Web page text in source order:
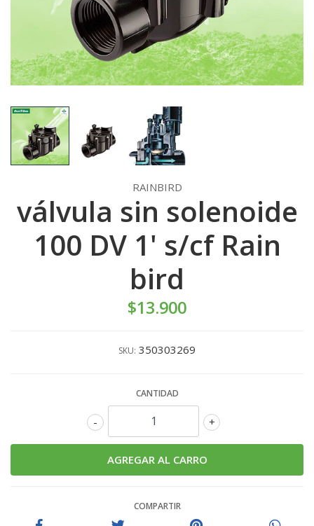
RAINBIRD
válvula sin solenoide
100 DV 1' s/cf Rain
bird
$13.900
SKU: 350303269
CANTIDAD
+
-
COMPARTIR